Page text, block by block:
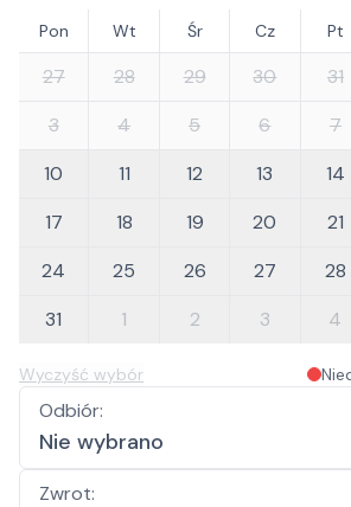
Pon Wt Śr Cz Pt
27 28 29 30 31
3
4 5 6 7
10
11 12 13 14
17
18 19 20 21
24
25 26 27 28
31
1 2 3 4
Wyczyść wybór
Odbiór:
Nie wybrano
Zwrot: